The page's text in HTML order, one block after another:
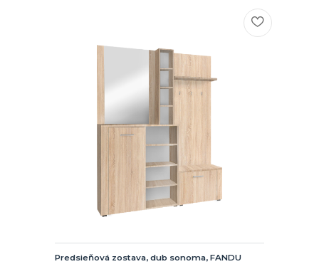
Predsieňová zostava, dub sonoma, FANDU